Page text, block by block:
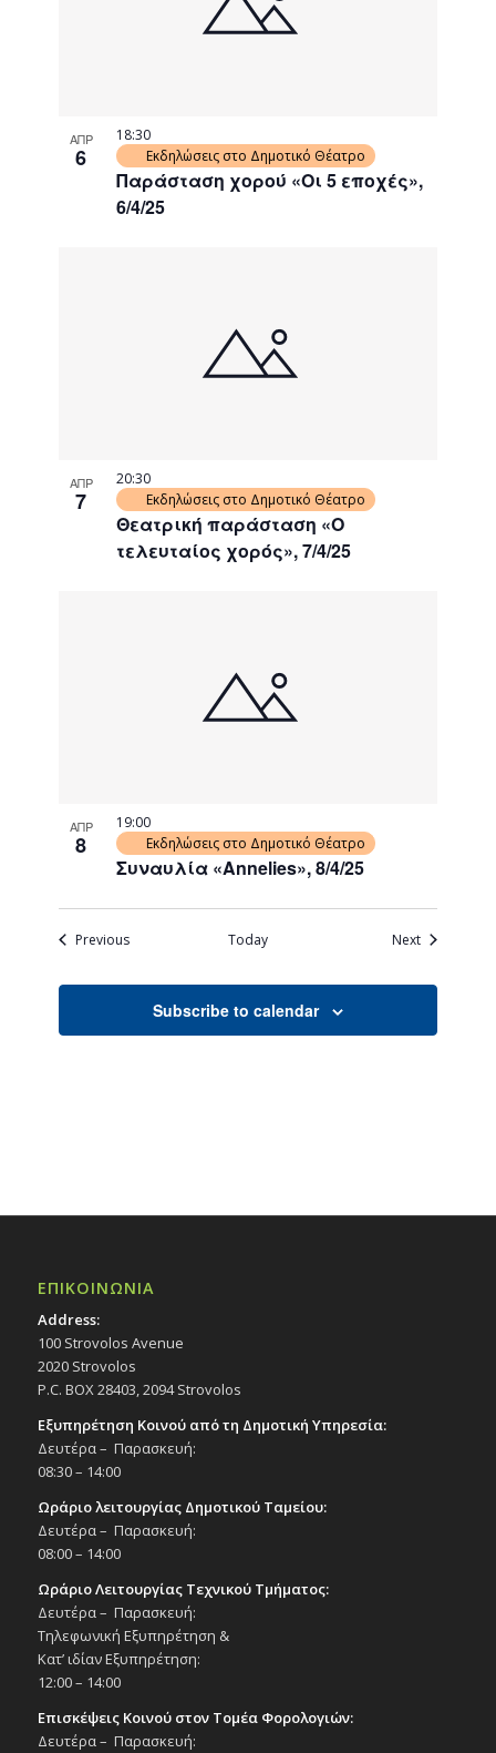
ΑΠΡ
6
Παράσταση χορού «Οι 5 εποχές»,
6/4/25
18:30
Εκδηλώσεις στο Δημοτικό Θέατρο
ΑΠΡ
7
Θεατρική παράσταση «Ο
τελευταίος χορός», 7/4/25
20:30
Εκδηλώσεις στο Δημοτικό Θέατρο
ΑΠΡ
8
Συναυλία «Annelies», 8/4/25
19:00
Εκδηλώσεις στο Δημοτικό Θέατρο
PreviousEvents Today NextEvents
Subscribe to calendar
ΕΠΙΚΟΙΝΩΝΙΑ
Address:
100 Strovolos Avenue
2020 Strovolos
P.C. BOX 28403, 2094 Strovolos
Εξυπηρέτηση Κοινού από τη Δημοτική Υπηρεσία:
Δευτέρα – Παρασκευή:
08:30 – 14:00
Ωράριο λειτουργίας Δημοτικού Ταμείου:
Δευτέρα – Παρασκευή:
08:00 – 14:00
Ωράριο Λειτουργίας Τεχνικού Τμήματος:
Δευτέρα – Παρασκευή:
Τηλεφωνική Εξυπηρέτηση &
Κατ’ ιδίαν Εξυπηρέτηση:
12:00 – 14:00
Επισκέψεις Κοινού στον Τομέα Φορολογιών:
Δευτέρα – Παρασκευή: